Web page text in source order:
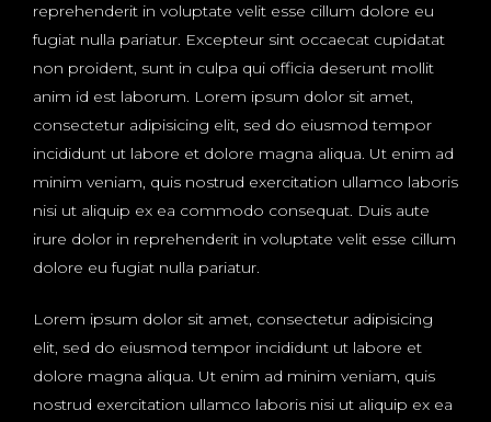
reprehenderit in voluptate velit esse cillum dolore eu
fugiat nulla pariatur. Excepteur sint occaecat cupidatat
non proident, sunt in culpa qui officia deserunt mollit
anim id est laborum. Lorem ipsum dolor sit amet,
consectetur adipisicing elit, sed do eiusmod tempor
incididunt ut labore et dolore magna aliqua. Ut enim ad
minim veniam, quis nostrud exercitation ullamco laboris
nisi ut aliquip ex ea commodo consequat. Duis aute
irure dolor in reprehenderit in voluptate velit esse cillum
dolore eu fugiat nulla pariatur.
Lorem ipsum dolor sit amet, consectetur adipisicing
elit, sed do eiusmod tempor incididunt ut labore et
dolore magna aliqua. Ut enim ad minim veniam, quis
nostrud exercitation ullamco laboris nisi ut aliquip ex ea